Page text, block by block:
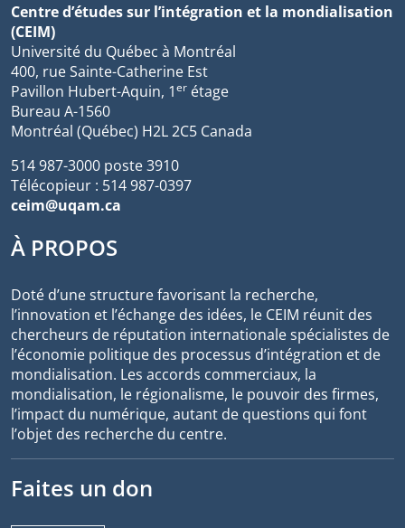
Centre d’études sur l’intégration et la mondialisation
(CEIM)
Université du Québec à Montréal
400, rue Sainte-Catherine Est
Pavillon Hubert-Aquin, 1er étage
Bureau A-1560
Montréal (Québec) H2L 2C5 Canada
514 987-3000 poste 3910
Télécopieur : 514 987-0397
ceim@uqam.ca
À PROPOS
Doté d’une structure favorisant la recherche,
l’innovation et l’échange des idées, le CEIM réunit des
chercheurs de réputation internationale spécialistes de
l’économie politique des processus d’intégration et de
mondialisation. Les accords commerciaux, la
mondialisation, le régionalisme, le pouvoir des firmes,
l’impact du numérique, autant de questions qui font
l’objet des recherche du centre.
Faites un don